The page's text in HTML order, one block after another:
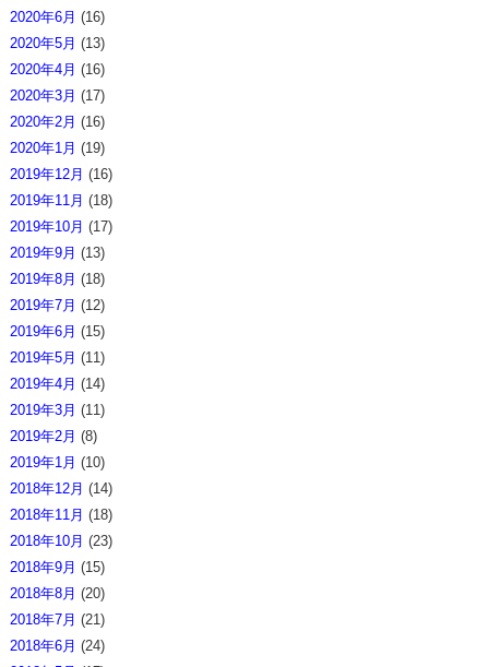
2020年6月 (16)
2020年5月 (13)
2020年4月 (16)
2020年3月 (17)
2020年2月 (16)
2020年1月 (19)
2019年12月 (16)
2019年11月 (18)
2019年10月 (17)
2019年9月 (13)
2019年8月 (18)
2019年7月 (12)
2019年6月 (15)
2019年5月 (11)
2019年4月 (14)
2019年3月 (11)
2019年2月 (8)
2019年1月 (10)
2018年12月 (14)
2018年11月 (18)
2018年10月 (23)
2018年9月 (15)
2018年8月 (20)
2018年7月 (21)
2018年6月 (24)